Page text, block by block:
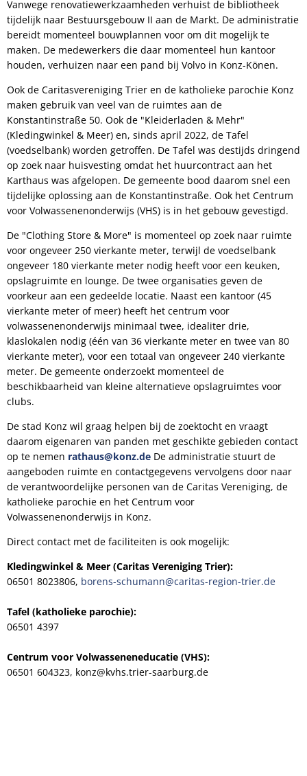
Vanwege renovatiewerkzaamheden verhuist de bibliotheek
tijdelijk naar Bestuursgebouw II aan de Markt. De administratie
bereidt momenteel bouwplannen voor om dit mogelijk te
maken. De medewerkers die daar momenteel hun kantoor
houden, verhuizen naar een pand bij Volvo in Konz-Könen.
Ook de Caritasvereniging Trier en de katholieke parochie Konz
maken gebruik van veel van de ruimtes aan de
Konstantinstraße 50. Ook de "Kleiderladen & Mehr"
(Kledingwinkel & Meer) en, sinds april 2022, de Tafel
(voedselbank) worden getroffen. De Tafel was destijds dringend
op zoek naar huisvesting omdat het huurcontract aan het
Karthaus was afgelopen. De gemeente bood daarom snel een
tijdelijke oplossing aan de Konstantinstraße. Ook het Centrum
voor Volwassenenonderwijs (VHS) is in het gebouw gevestigd.
De "Clothing Store & More" is momenteel op zoek naar ruimte
voor ongeveer 250 vierkante meter, terwijl de voedselbank
ongeveer 180 vierkante meter nodig heeft voor een keuken,
opslagruimte en lounge. De twee organisaties geven de
voorkeur aan een gedeelde locatie. Naast een kantoor (45
vierkante meter of meer) heeft het centrum voor
volwassenenonderwijs minimaal twee, idealiter drie,
klaslokalen nodig (één van 36 vierkante meter en twee van 80
vierkante meter), voor een totaal van ongeveer 240 vierkante
meter. De gemeente onderzoekt momenteel de
beschikbaarheid van kleine alternatieve opslagruimtes voor
clubs.
De stad Konz wil graag helpen bij de zoektocht en vraagt
daarom eigenaren van panden met geschikte gebieden contact
op te nemen rathaus@konz.de De administratie stuurt de
aangeboden ruimte en contactgegevens vervolgens door naar
de verantwoordelijke personen van de Caritas Vereniging, de
katholieke parochie en het Centrum voor
Volwassenenonderwijs in Konz.
Direct contact met de faciliteiten is ook mogelijk:
Kledingwinkel & Meer (Caritas Vereniging Trier):
06501 8023806, borens-schumann@caritas-region-trier.de
Tafel (katholieke parochie):
06501 4397
Centrum voor Volwasseneneducatie (VHS):
06501 604323, konz@kvhs.trier-saarburg.de